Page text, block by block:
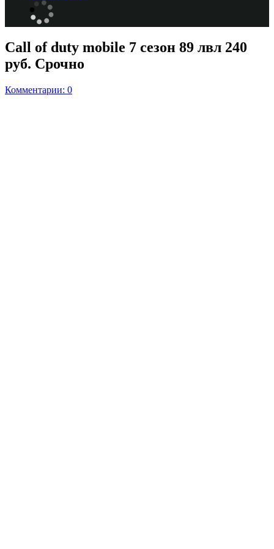
Call of duty mobile 7 сезон 89 лвл 240
руб. Срочно
Комментарии: 0